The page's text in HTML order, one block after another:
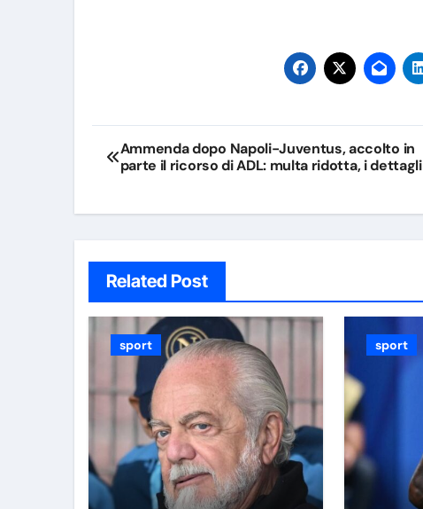
Navigazione
articoli
Ammenda dopo Napoli-Juventus, accolto in
parte il ricorso di ADL: multa ridotta, i dettagli
Related Post
sport sport